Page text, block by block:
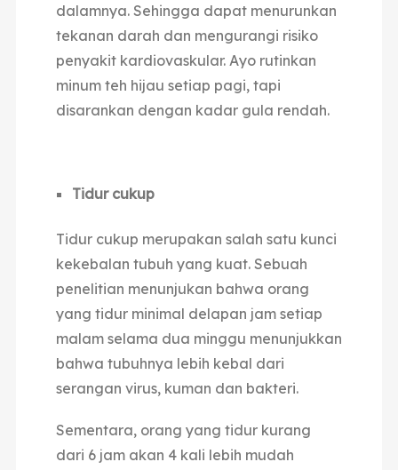
dalamnya. Sehingga dapat menurunkan
tekanan darah dan mengurangi risiko
penyakit kardiovaskular. Ayo rutinkan
minum teh hijau setiap pagi, tapi
disarankan dengan kadar gula rendah.
Tidur cukup
Tidur cukup merupakan salah satu kunci
kekebalan tubuh yang kuat. Sebuah
penelitian menunjukan bahwa orang
yang tidur minimal delapan jam setiap
malam selama dua minggu menunjukkan
bahwa tubuhnya lebih kebal dari
serangan virus, kuman dan bakteri.
Sementara, orang yang tidur kurang
dari 6 jam akan 4 kali lebih mudah